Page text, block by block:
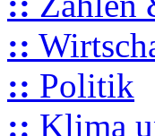
::
:: Politik
:: Klima